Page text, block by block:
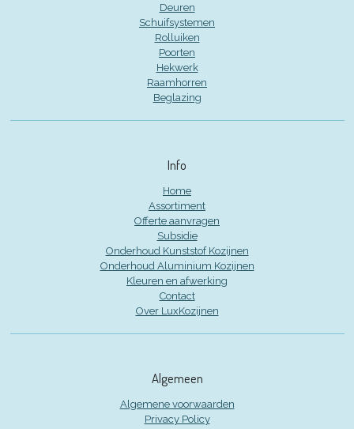
Deuren
Schuifsystemen
Rolluiken
Poorten
Hekwerk
Raamhorren
Beglazing
Info
Home
Assortiment
Offerte aanvragen
Subsidie
Onderhoud Kunststof Kozijnen
Onderhoud Aluminium Kozijnen
Kleuren en afwerking
Contact
Over LuxKozijnen
Algemeen
Algemene voorwaarden
Privacy Policy